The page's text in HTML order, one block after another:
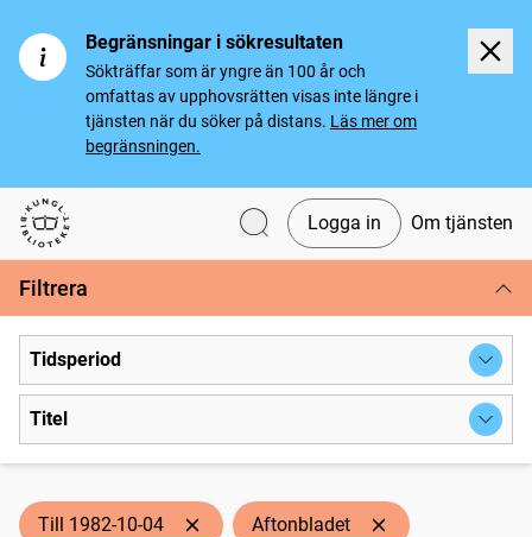
Begränsningar i sökresultaten
Sökträffar som är yngre än 100 år och
omfattas av upphovsrätten visas inte längre i
tjänsten när du söker på distans. Läs mer om
begränsningen.
Svenska tidningar
Logga in Om tjänsten
Filtrera
Tidsperiod
Titel
Till 1982-10-04 Aftonbladet